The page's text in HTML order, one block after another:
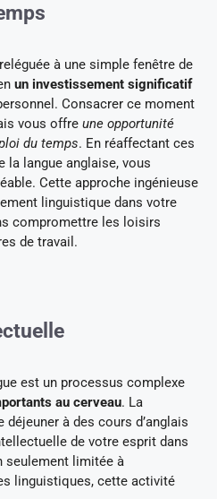
à une simple fenêtre de
un investissement significatif
Consacrer ce moment
vous offre une opportunité
du temps. En réaffectant ces
la langue anglaise, vous
Cette approche ingénieuse
linguistique dans votre
compromettre les loisirs
de travail.
est un processus complexe
au cerveau. La
à des cours d’anglais
de votre esprit dans
seulement limitée à
linguistiques, cette activité